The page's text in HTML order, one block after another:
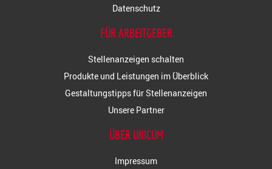
Datenschutz
FÜR ARBEITGEBER
Stellenanzeigen schalten
Produkte und Leistungen im Überblick
Gestaltungstipps für Stellenanzeigen
Unsere Partner
ÜBER UNICUM
Impressum